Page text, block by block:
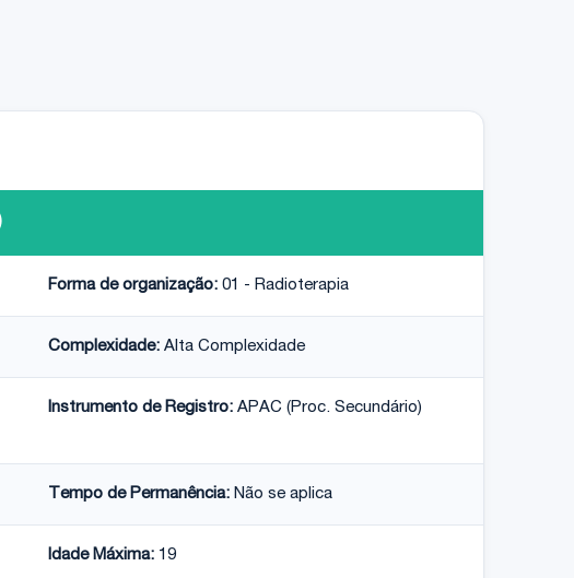
Forma de organização: 01 - Radioterapia
Complexidade: Alta Complexidade
Instrumento de Registro: APAC (Proc. Secundário)
Tempo de Permanência: Não se aplica
Idade Máxima: 19